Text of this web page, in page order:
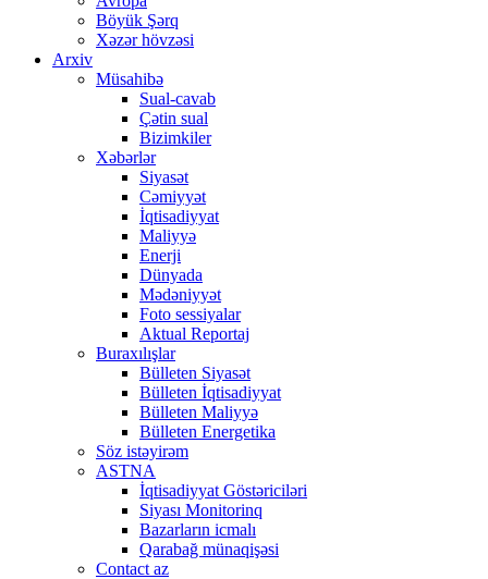
Böyük Şərq
Xəzər hövzəsi
Arxiv
Müsahibə
Sual-cavab
Çətin sual
Bizimkiler
Xəbərlər
Siyasət
Cəmiyyət
İqtisadiyyat
Maliyyə
Enerji
Dünyada
Mədəniyyət
Foto sessiyalar
Aktual Reportaj
Buraxılışlar
Bülleten Siyasət
Bülleten İqtisadiyyat
Bülleten Maliyyə
Bülleten Energetika
Söz istəyirəm
ASTNA
İqtisadiyyat Göstəriciləri
Siyası Monitorinq
Bazarların icmalı
Qarabağ münaqişəsi
Contact az